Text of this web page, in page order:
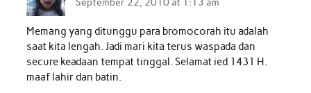
Memang yang ditunggu para bromocorah itu adalah
saat kita lengah. Jadi mari kita terus waspada dan
secure keadaan tempat tinggal. Selamat ied 1431 H.
maaf lahir dan batin.